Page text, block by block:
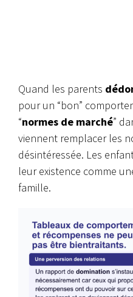
Quand les parents
pour un “bon”
“normes de marché”
viennent remplacer les
désintéressée. Les
leur existence comme
famille.